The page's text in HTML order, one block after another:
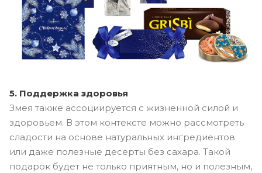
5. Поддержка здоровья
Змея также ассоциируется с жизненной силой и
здоровьем. В этом контексте можно рассмотреть
сладости на основе натуральных ингредиентов
или даже полезные десерты без сахара. Такой
подарок будет не только приятным, но и полезным,